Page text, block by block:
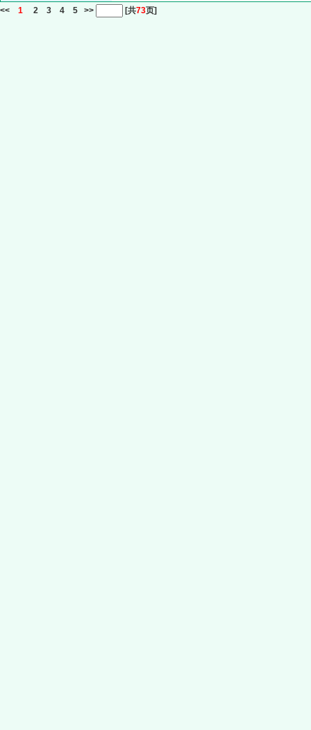
<< 1 2 3 4 5 >> [共73页]